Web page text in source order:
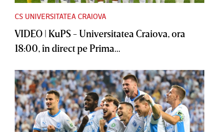
CS UNIVERSITATEA CRAIOVA
VIDEO | KuPS - Universitatea Craiova, ora
18:00, în direct pe Prima...